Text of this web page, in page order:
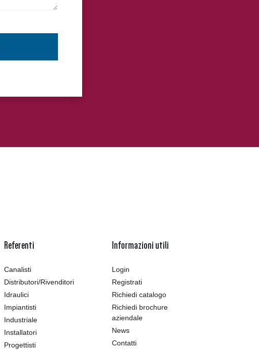
Referenti
Canalisti
Distributori/Rivenditori
Idraulici
Impiantisti
Industriale
Installatori
Progettisti
Informazioni utili
Login
Registrati
Richiedi catalogo
Richiedi brochure
aziendale
News
Contatti